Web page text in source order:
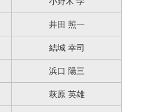
井田 照一
結城 幸司
浜口 陽三
萩原 英雄